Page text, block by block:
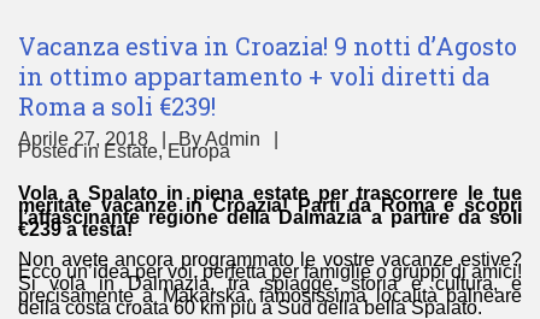
Vacanza estiva in Croazia! 9 notti d’Agosto
in ottimo appartamento + voli diretti da
Roma a soli €239!
Aprile 27, 2018 ByAdmin
Posted in Estate, Europa
Vola a Spalato in piena estate per trascorrere le tue
meritate vacanze in Croazia! Parti da Roma e scopri
l’affascinante regione della Dalmazia a partire da soli
€239 a testa!
Non avete ancora programmato le vostre vacanze estive?
Ecco un’idea per voi, perfetta per famiglie o gruppi di amici!
Si vola in Dalmazia, tra spiagge, storia e cultura, e
precisamente a Makarska, famosissima località balneare
della costa croata 60 km più a Sud della bella Spalato.